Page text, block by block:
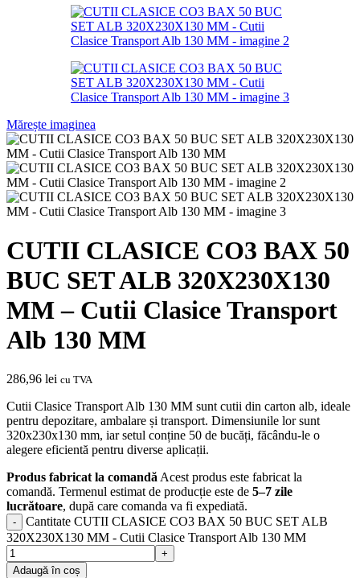
Mărește imaginea
CUTII CLASICE CO3 BAX 50
BUC SET ALB 320X230X130
MM – Cutii Clasice Transport
Alb 130 MM
286,96 lei cu TVA
Cutii Clasice Transport Alb 130 MM sunt cutii din carton alb, ideale
pentru depozitare, ambalare și transport. Dimensiunile lor sunt
320x230x130 mm, iar setul conține 50 de bucăți, făcându-le o
alegere eficientă pentru diverse aplicații.
Produs fabricat la comandăAcest produs este fabricat la
comandă. Termenul estimat de producție este de 5–7 zile
lucrătoare, după care comanda va fi expediată.
Cantitate CUTII CLASICE CO3 BAX 50 BUC SET ALB
320X230X130 MM - Cutii Clasice Transport Alb 130 MM
Adaugă în coș